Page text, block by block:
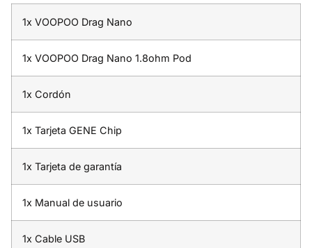
1x VOOPOO Drag Nano
1x VOOPOO Drag Nano 1.8ohm Pod
1x Cordón
1x Tarjeta GENE Chip
1x Tarjeta de garantía
1x Manual de usuario
1x Cable USB